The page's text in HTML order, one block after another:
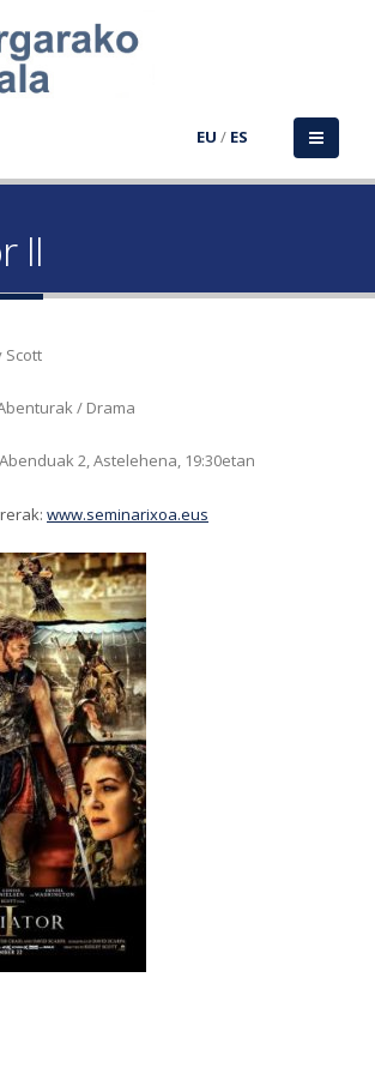
EU / ES
II
Scott
/ Drama
Abenduak 2, Astelehena, 19:30etan
www.seminarixoa.eus